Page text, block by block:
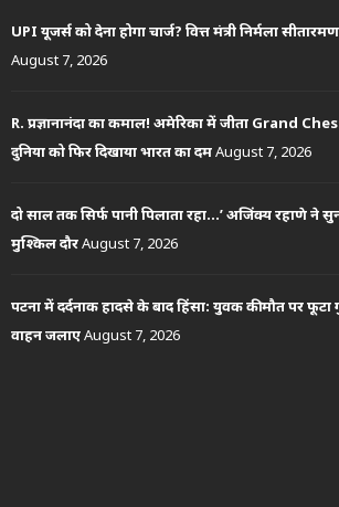
UPI यूजर्स को देना होगा चार्ज? वित्त मंत्री निर्मला
August 7, 2026
R. प्रज्ञानानंदा का कमाल! अमेरिका में जीता Grand
दुनिया को फिर दिखाया भारत का दमAugust 7, 2026
दो साल तक सिर्फ पानी पिलाता रहा…’ अजिंक्य रहाणे ने
मुश्किल दौरAugust 7, 2026
पटना में दर्दनाक हादसे के बाद हिंसा: युवक की मौत पर
वाहन जलाएAugust 7, 2026